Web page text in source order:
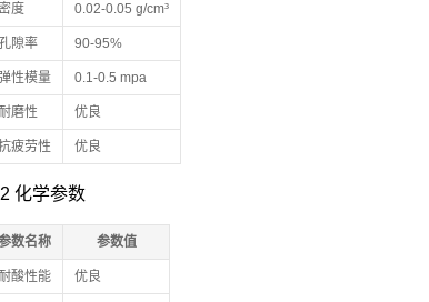
度 0.02-0.05 g/cm³
隙率 90-95%
性模量 0.1-0.5 mpa
耐磨性 优良
疲劳性 优良
化学参数
数名称 参数值
耐酸性能 优良